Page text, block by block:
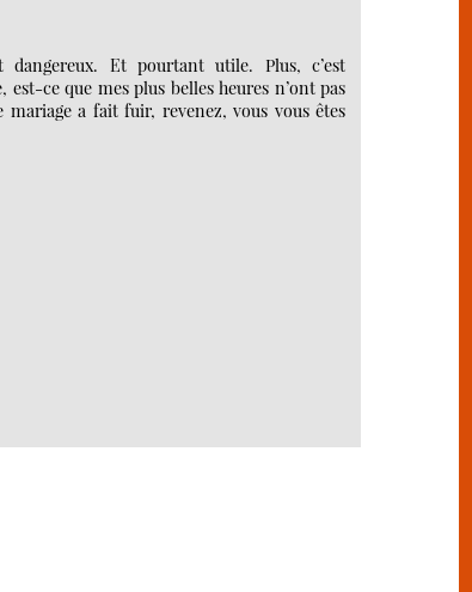
dangereux. Et pourtant utile. Plus, c’est
ce que mes plus belles heures n’ont pas
mariage a fait fuir, revenez, vous vous êtes